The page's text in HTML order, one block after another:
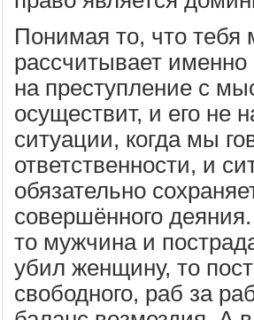
Понимая то, что тебя
рассчитывает именно
на преступление с
осуществит, и его не
ситуации, когда мы
ответственности, и
обязательно
совершённого
то мужчина и
убил женщину, то
свободного, раб за